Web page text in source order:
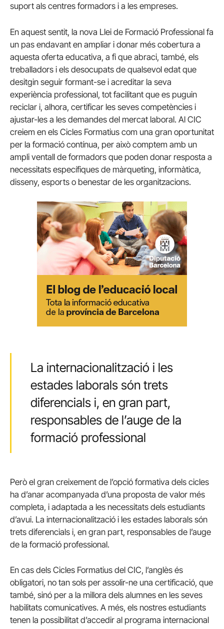
suport als centres formadors i a les empreses.
En aquest sentit, la nova Llei de Formació Professional fa
un pas endavant en ampliar i donar més cobertura a
aquesta oferta educativa, a fi que abraci, també, els
treballadors i els desocupats de qualsevol edat que
desitgin seguir formant-se i acreditar la seva
experiència professional, tot facilitant que es puguin
reciclar i, alhora, certificar les seves competències i
ajustar-les a les demandes del mercat laboral. Al CIC
creiem en els Cicles Formatius com una gran oportunitat
per la formació contínua, per això comptem amb un
ampli ventall de formadors que poden donar resposta a
necessitats específiques de màrqueting, informàtica,
disseny, esports o benestar de les organitzacions.
La internacionalització i les
estades laborals són trets
diferencials i, en gran part,
responsables de l’auge de la
formació professional
Però el gran creixement de l’opció formativa dels cicles
ha d’anar acompanyada d’una proposta de valor més
completa, i adaptada a les necessitats dels estudiants
d’avui. La internacionalització i les estades laborals són
trets diferencials i, en gran part, responsables de l’auge
de la formació professional.
En cas dels Cicles Formatius del CIC, l’anglès és
obligatori, no tan sols per assolir-ne una certificació, que
també, sinó per a la millora dels alumnes en les seves
habilitats comunicatives. A més, els nostres estudiants
tenen la possibilitat d’accedir al programa internacional